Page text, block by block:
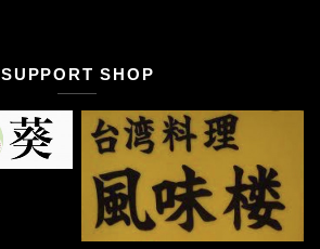
SUPPORT SHOP